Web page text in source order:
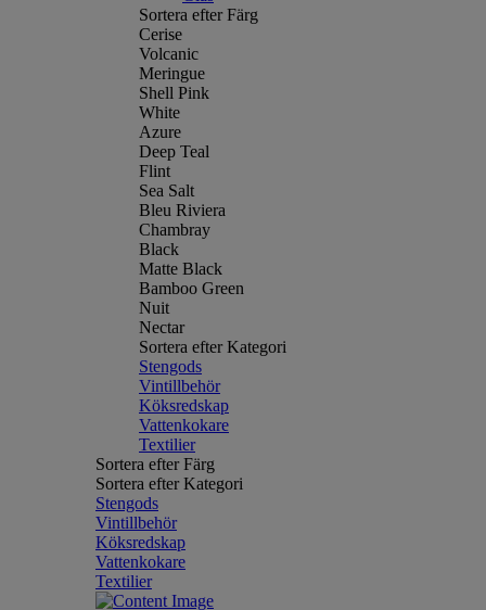
Sortera efter Färg
Cerise
Volcanic
Meringue
Shell Pink
White
Azure
Deep Teal
Flint
Sea Salt
Bleu Riviera
Chambray
Black
Matte Black
Bamboo Green
Nuit
Nectar
Sortera efter Kategori
Stengods
Vintillbehör
Köksredskap
Vattenkokare
Textilier
Sortera efter Färg
Sortera efter Kategori
Stengods
Vintillbehör
Köksredskap
Vattenkokare
Textilier